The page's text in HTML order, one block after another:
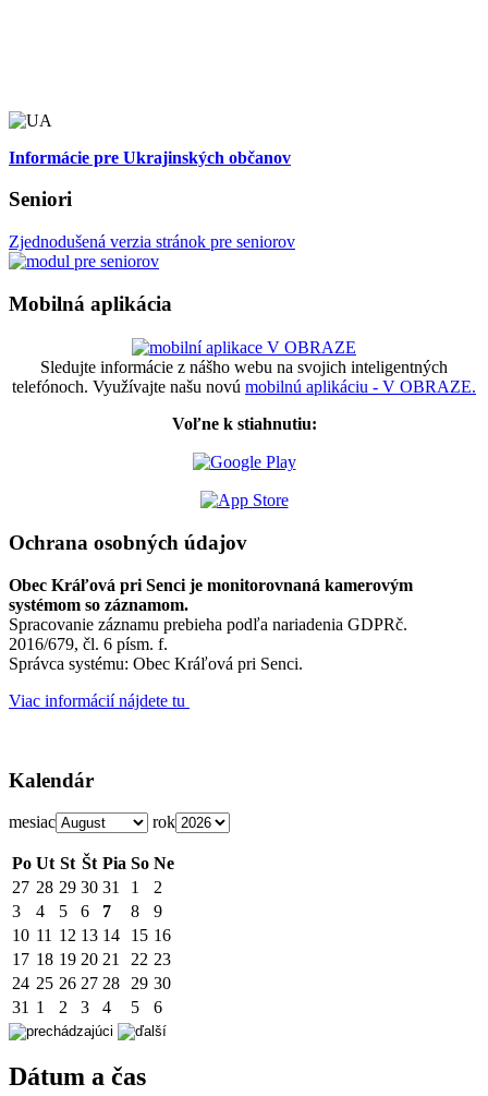
Informácie pre Ukrajinských občanov
Seniori
Zjednodušená verzia stránok pre seniorov
Mobilná aplikácia
Sledujte informácie z nášho webu na svojich inteligentných
telefónoch. Využívajte našu novú mobilnú aplikáciu - V OBRAZE.
Voľne k stiahnutiu:
Ochrana osobných údajov
Obec Kráľová pri Senci je monitorovnaná kamerovým
systémom so záznamom.
Spracovanie záznamu prebieha podľa nariadenia GDPRč.
2016/679, čl. 6 písm. f.
Správca systému: Obec Kráľová pri Senci.
Viac informácií nájdete tu
Kalendár
mesiac rok
Po Ut St Št Pia So Ne
27 28 29 30 31 1
2
3
4 5 6 7 8
9
10 11 12 13 14 15 16
17 18 19 20 21 22 23
24 25 26 27 28 29 30
31 1 2 3 4 5 6
Dátum a čas